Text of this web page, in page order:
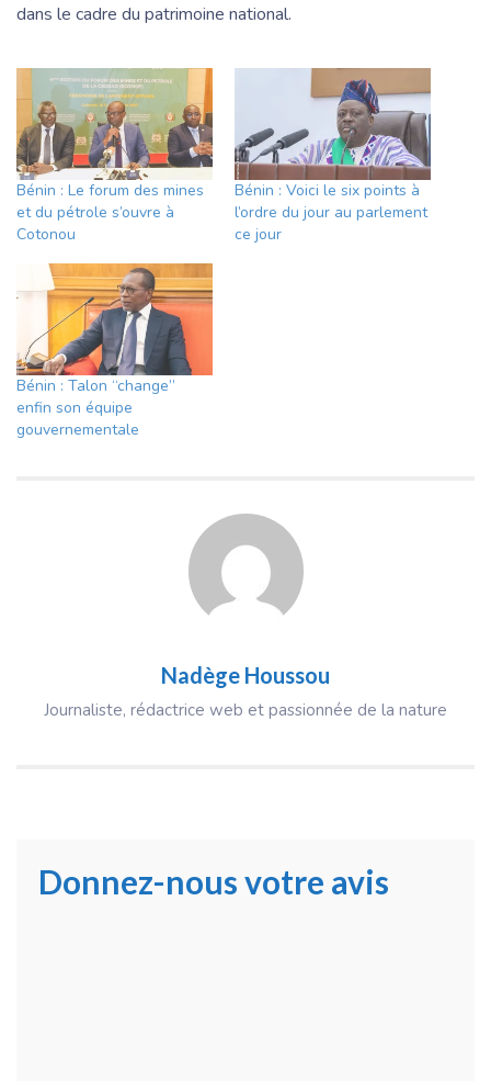
dans le cadre du patrimoine national.
Bénin : Le forum des mines
et du pétrole s’ouvre à
Cotonou
Bénin : Voici le six points à
l’ordre du jour au parlement
ce jour
Bénin : Talon “change”
enfin son équipe
gouvernementale
Nadège Houssou
Journaliste, rédactrice web et passionnée de la nature
Donnez-nous votre avis